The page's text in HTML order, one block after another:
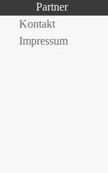
Gartenmesse.
Rund 2.000
225.000
Neuheiten der
Partner
Kontakt
Impressum